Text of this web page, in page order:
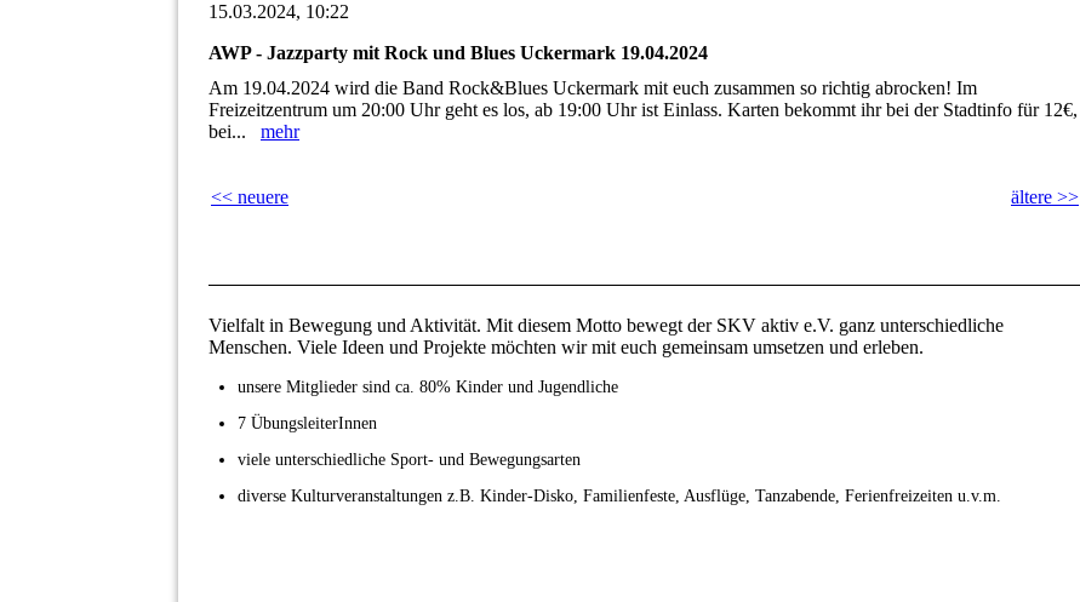
15.03.2024, 10:22
AWP - Jazzparty mit Rock und Blues Uckermark 19.04.2024
Am 19.04.2024 wird die Band Rock&Blues Uckermark mit euch zusammen so richtig abrocken! Im
Freizeitzentrum um 20:00 Uhr geht es los, ab 19:00 Uhr ist Einlass. Karten bekommt ihr bei der Stadtinfo für 12€,
bei... mehr
<< neuere ältere >>
Vielfalt in Bewegung und Aktivität. Mit diesem Motto bewegt der SKV aktiv e.V. ganz unterschiedliche
Menschen. Viele Ideen und Projekte möchten wir mit euch gemeinsam umsetzen und erleben.
unsere Mitglieder sind ca. 80% Kinder und Jugendliche
7 ÜbungsleiterInnen
viele unterschiedliche Sport- und Bewegungsarten
diverse Kulturveranstaltungen z.B. Kinder-Disko, Familienfeste, Ausflüge, Tanzabende, Ferienfreizeiten u.v.m.